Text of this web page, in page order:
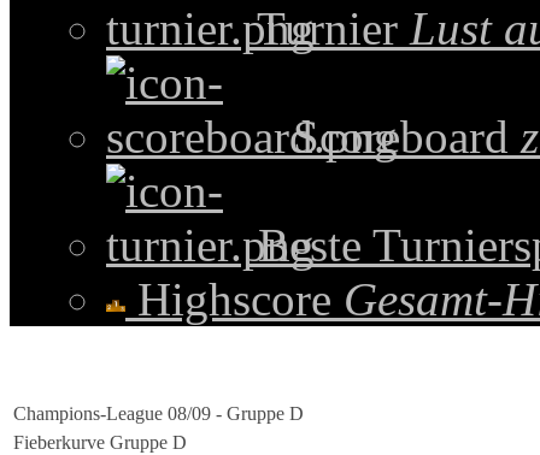
Turnier Lust
Scoreboard
Beste
Highscore Gesamt-
Champions-League 08/09 - Gruppe D
Fieberkurve Gruppe D